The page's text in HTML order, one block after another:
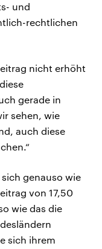
und
rechtlichen
nicht erhöht
gerade in
sehen, wie
auch diese
genauso wie
von 17,50
wie das die
sich ihrem